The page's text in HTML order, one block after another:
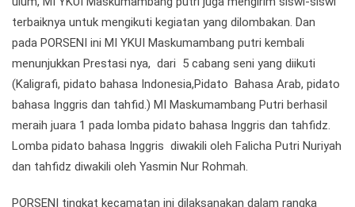
terbaiknya untuk mengikuti kegiatan yang dilombakan. Dan
pada PORSENI ini MI YKUI Maskumambang putri kembali
menunjukkan Prestasi nya, dari 5 cabang seni yang diikuti
(Kaligrafi, pidato bahasa Indonesia,Pidato Bahasa Arab, pidato
bahasa Inggris dan tahfid.) MI Maskumambang Putri berhasil
meraih juara 1 pada lomba pidato bahasa Inggris dan tahfidz.
Lomba pidato bahasa Inggris diwakili oleh Falicha Putri Nuriyah
dan tahfidz diwakili oleh Yasmin Nur Rohmah.
PORSENI tingkat kecamatan ini dilaksanakan dalam rangka